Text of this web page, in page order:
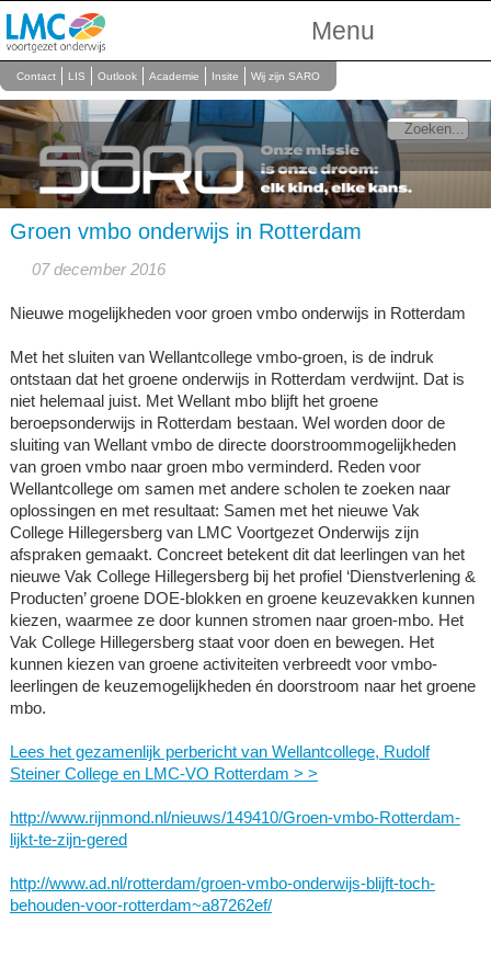
Menu
Over Ons
Scholen
Onderwijs
Contact LIS Outlook Academie Insite Wij zijn SARO
Groen vmbo onderwijs in Rotterdam
07 december 2016
Nieuwe mogelijkheden voor groen vmbo onderwijs in Rotterdam
Met het sluiten van Wellantcollege vmbo-groen, is de indruk
ontstaan dat het groene onderwijs in Rotterdam verdwijnt. Dat is
niet helemaal juist. Met Wellant mbo blijft het groene
beroepsonderwijs in Rotterdam bestaan. Wel worden door de
sluiting van Wellant vmbo de directe doorstroommogelijkheden
van groen vmbo naar groen mbo verminderd. Reden voor
Wellantcollege om samen met andere scholen te zoeken naar
oplossingen en met resultaat: Samen met het nieuwe Vak
College Hillegersberg van LMC Voortgezet Onderwijs zijn
afspraken gemaakt. Concreet betekent dit dat leerlingen van het
nieuwe Vak College Hillegersberg bij het profiel ‘Dienstverlening &
Producten’ groene DOE-blokken en groene keuzevakken kunnen
kiezen, waarmee ze door kunnen stromen naar groen-mbo. Het
Vak College Hillegersberg staat voor doen en bewegen. Het
kunnen kiezen van groene activiteiten verbreedt voor vmbo-
leerlingen de keuzemogelijkheden én doorstroom naar het groene
mbo.
Lees het gezamenlijk perbericht van Wellantcollege, Rudolf
Steiner College en LMC-VO Rotterdam > >
http://www.rijnmond.nl/nieuws/149410/Groen-vmbo-Rotterdam-
lijkt-te-zijn-gered
http://www.ad.nl/rotterdam/groen-vmbo-onderwijs-blijft-toch-
behouden-voor-rotterdam~a87262ef/